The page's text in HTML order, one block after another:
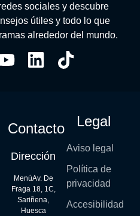
sociales y descubre
útiles y todo lo que
alrededor del mundo.
Contacto
Dirección
MenúAv. De
Fraga 18, 1C,
Sariñena,
Huesca
Legal
Aviso legal
Política de
privacidad
Accesibilidad